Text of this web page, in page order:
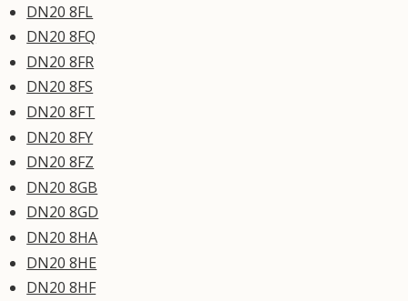
DN20 8FL
DN20 8FQ
DN20 8FR
DN20 8FS
DN20 8FT
DN20 8FY
DN20 8FZ
DN20 8GB
DN20 8GD
DN20 8HA
DN20 8HE
DN20 8HF